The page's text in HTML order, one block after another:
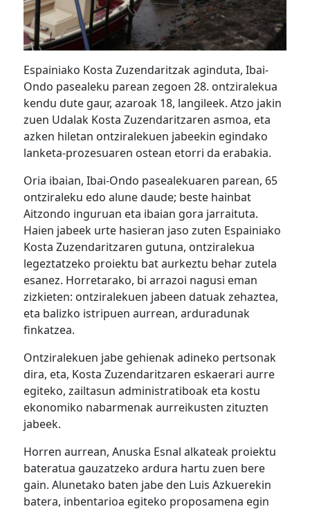
Espainiako Kosta Zuzendaritzak aginduta, Ibai-
Ondo pasealeku parean zegoen 28. ontziralekua
kendu dute gaur, azaroak 18, langileek. Atzo jakin
zuen Udalak Kosta Zuzendaritzaren asmoa, eta
azken hiletan ontziralekuen jabeekin egindako
lanketa-prozesuaren ostean etorri da erabakia.
Oria ibaian, Ibai-Ondo pasealekuaren parean, 65
ontziraleku edo alune daude; beste hainbat
Aitzondo inguruan eta ibaian gora jarraituta.
Haien jabeek urte hasieran jaso zuten Espainiako
Kosta Zuzendaritzaren gutuna, ontziralekua
legeztatzeko proiektu bat aurkeztu behar zutela
esanez. Horretarako, bi arrazoi nagusi eman
zizkieten: ontziralekuen jabeen datuak zehaztea,
eta balizko istripuen aurrean, arduradunak
finkatzea.
Ontziralekuen jabe gehienak adineko pertsonak
dira, eta, Kosta Zuzendaritzaren eskaerari aurre
egiteko, zailtasun administratiboak eta kostu
ekonomiko nabarmenak aurreikusten zituzten
jabeek.
Horren aurrean, Anuska Esnal alkateak proiektu
bateratua gauzatzeko ardura hartu zuen bere
gain. Alunetako baten jabe den Luis Azkuerekin
batera, inbentarioa egiteko proposamena egin